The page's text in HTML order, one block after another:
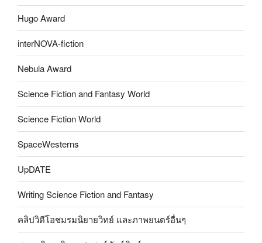
Hugo Award
interNOVA-fiction
Nebula Award
Science Fiction and Fantasy World
Science Fiction World
SpaceWesterns
UpDATE
Writing Science Fiction and Fantasy
คลิปวิดีโอชมรมนิยายวิทย์ และภาพยนตร์อื่นๆ